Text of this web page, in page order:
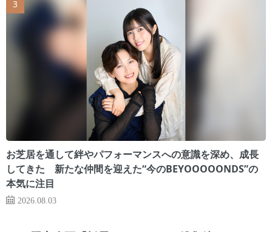
お芝居を通して絆やパフォーマンスへの意識を深め、成長
してきた 新たな仲間を迎えた“今のBEYOOOOONDS”の
本気に注目
2026.08.03